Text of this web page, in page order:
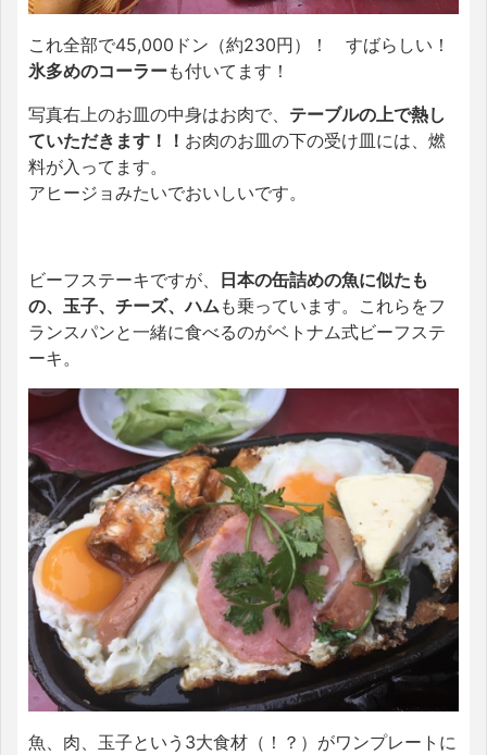
これ全部で45,000ドン（約230円）！ すばらしい！
氷多めのコーラーも付いてます！
写真右上のお皿の中身はお肉で、 テーブルの上で熱し
ていただきます！！ お肉のお皿の下の受け皿には、燃
料が入ってます。
アヒージョみたいでおいしいです。
ビーフステーキですが、
日本の缶詰めの魚に似たも
の、玉子、チーズ、ハムも乗っています。これらをフ
ランスパンと一緒に食べるのがベトナム式ビーフステ
ーキ。
魚、肉、玉子という3大食材（！？）がワンプレートに